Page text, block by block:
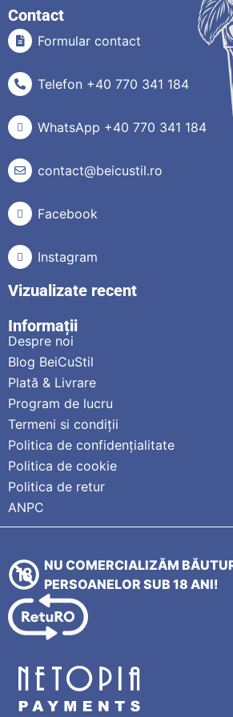
Contact
Formular contact
Telefon +40 770 341 184
WhatsApp +40 770 341 184
contact@beicustil.ro
Facebook
Instagram
Vizualizate recent
Informații
Despre noi
Blog BeiCuStil
Plată & Livrare
Program de lucru
Termeni si condiții
Politica de confidențialitate
Politica de cookie
Politica de retur
ANPC
NU COMERCIALIZĂM
PERSOANELOR SUB 18 ANI!